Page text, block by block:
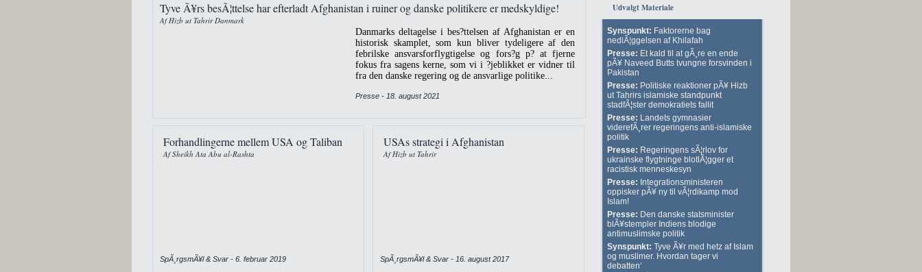
Tyve Ã¥rs besÃ¦ttelse har efterladt Afghanistan i ruiner og danske politikere er medskyldige!
Af Hizb ut Tahrir Danmark
Danmarks deltagelse i bes?ttelsen af Afghanistan er en
historisk skamplet, som kun bliver tydeligere af den
febrilske ansvarsforflygtigelse og fors?g p? at fjerne
fokus fra sagens kerne, som vi i ?jeblikket er vidner til
fra den danske regering og de ansvarlige politike...
Presse - 18. august 2021
Forhandlingerne mellem USA og Taliban
Af Sheikh Ata Abu al-Rashta
SpÃ¸rgsmÃ¥l & Svar - 6. februar 2019
USAs strategi i Afghanistan
Af Hizb ut Tahrir
SpÃ¸rgsmÃ¥l & Svar - 16. august 2017
Udvalgt Materiale
Synspunkt: Faktorerne bag
nedlÃ¦ggelsen af Khilafah
Presse: Et kald til at gÃ¸re en ende
pÃ¥ Naveed Butts tvungne forsvinden i
Pakistan
Presse: Politiske reaktioner pÃ¥ Hizb
ut Tahrirs islamiske standpunkt
stadfÃ¦ster demokratiets fallit
Presse: Landets gymnasier
viderefÃ¸rer regeringens anti-islamiske
politik
Presse: Regeringens sÃ¦rlov for
ukrainske flygtninge blotlÃ¦gger et
racistisk menneskesyn
Presse: Integrationsministeren
oppisker pÃ¥ ny til vÃ¦rdikamp mod
Islam!
Presse: Den danske statsminister
blÃ¥stempler Indiens blodige
antimuslimske politik
Synspunkt: Tyve Ã¥r med hetz af Islam
og muslimer. Hvordan tager vi
debatten‘